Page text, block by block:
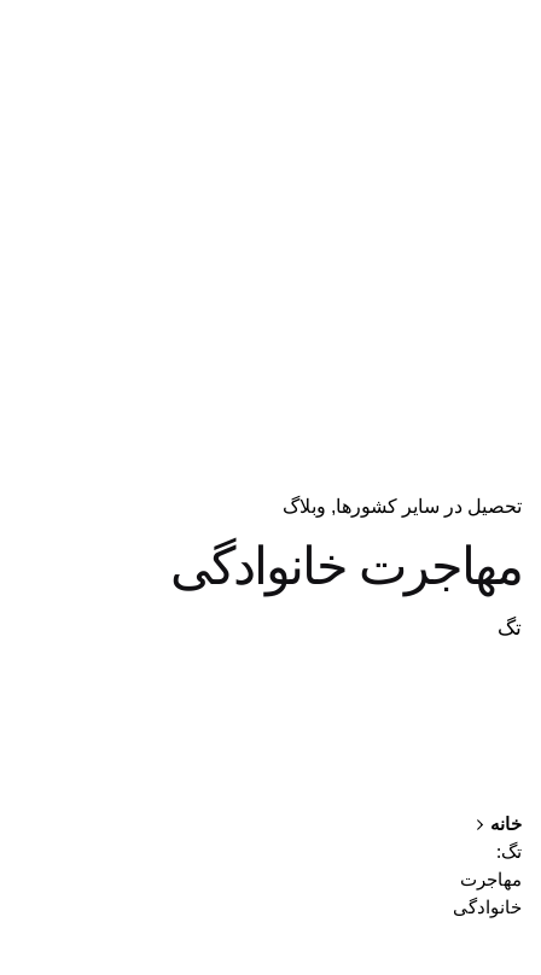
تحصیل در سایر کشورها وبلاگ
مهاجرت خانوادگی
تگ
خانه
تگ:
مهاجرت
خانوادگی